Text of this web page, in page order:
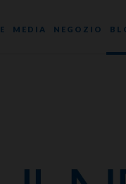
MEDIA NEGOZIO